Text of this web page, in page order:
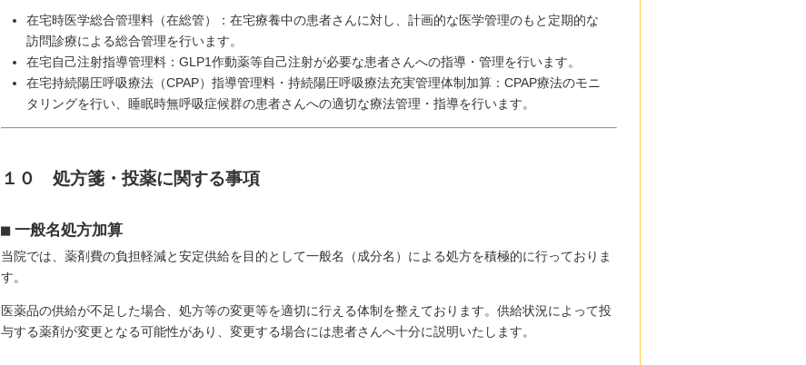
在宅時医学総合管理料（在総管）：在宅療養中の患者さんに対し、計画的な医学管理のもと定期的な
訪問診療による総合管理を行います。
在宅自己注射指導管理料：GLP1作動薬等自己注射が必要な患者さんへの指導・管理を行います。
在宅持続陽圧呼吸療法（CPAP）指導管理料・持続陽圧呼吸療法充実管理体制加算：CPAP療法のモニ
タリングを行い、睡眠時無呼吸症候群の患者さんへの適切な療法管理・指導を行います。
１０ 処方箋・投薬に関する事項
■一般名処方加算
当院では、薬剤費の負担軽減と安定供給を目的として一般名（成分名）による処方を積極的に行っておりま
す。
医薬品の供給が不足した場合、処方等の変更等を適切に行える体制を整えております。供給状況によって投
与する薬剤が変更となる可能性があり、変更する場合には患者さんへ十分に説明いたします。